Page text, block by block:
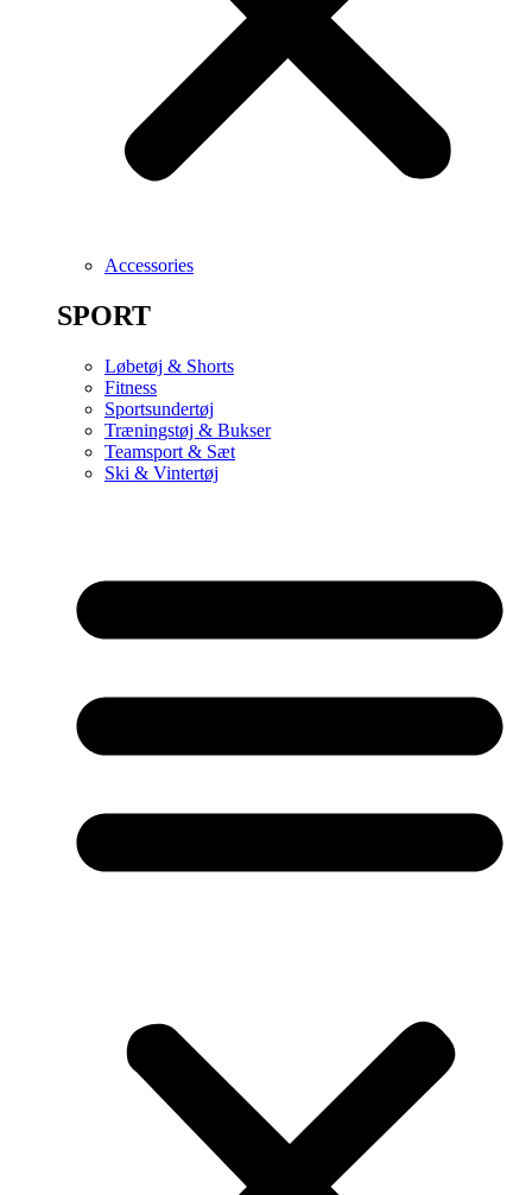
Accessories
SPORT
Løbetøj & Shorts
Fitness
Sportsundertøj
Træningstøj & Bukser
Teamsport & Sæt
Ski & Vintertøj